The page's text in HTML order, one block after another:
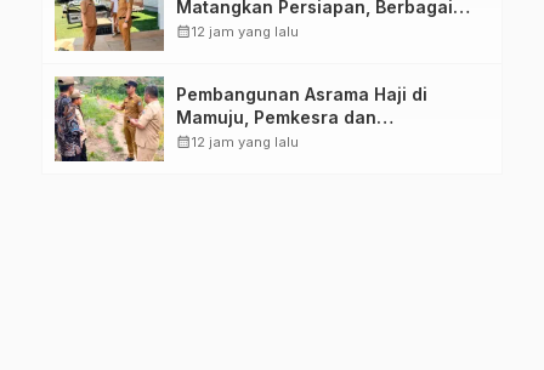
Matangkan Persiapan, Berbagai
Lomba Akan Dilaksanakan Pemprov
calendar_month12 jam yang lalu
Pembangunan Asrama Haji di
Mamuju, Pemkesra dan
Kementerian Haji Sulbar Tinjau
calendar_month12 jam yang lalu